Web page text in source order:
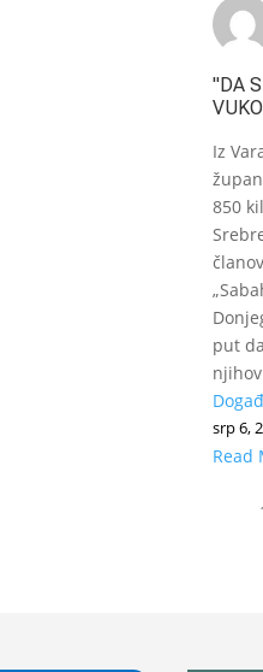
"DA
Iz
850
put
srp 6,
Read